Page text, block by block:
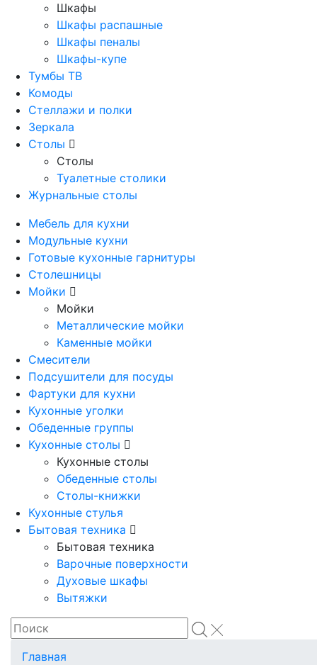
Шкафы
Шкафы распашные
Шкафы пеналы
Шкафы-купе
Тумбы ТВ
Комоды
Стеллажи и полки
Зеркала
Столы
Столы
Туалетные столики
Журнальные столы
Мебель для кухни
Модульные кухни
Готовые кухонные гарнитуры
Столешницы
Мойки
Мойки
Металлические мойки
Каменные мойки
Смесители
Подсушители для посуды
Фартуки для кухни
Кухонные уголки
Обеденные группы
Кухонные столы
Кухонные столы
Обеденные столы
Столы-книжки
Кухонные стулья
Бытовая техника
Бытовая техника
Варочные поверхности
Духовые шкафы
Вытяжки
Главная